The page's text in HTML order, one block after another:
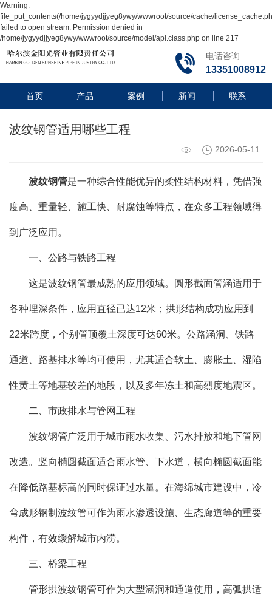
Warning:
file_put_contents(/home/jygyydjjyeg8ywy/wwwroot/source/cache/
failed to open stream: Permission denied in
/home/jygyydjjyeg8ywy/wwwroot/source/model/api.class.php on line 217
电话咨询
13351008912
首页 产品 案例 新闻 联系
波纹钢管适用哪些工程
2026-05-11
波纹钢管是一种综合性能优异的柔性结构材料，凭借强
度高、重量轻、施工快、耐腐蚀等特点，在众多工程领域得
到广泛应用。
一、公路与铁路工程
这是波纹钢管最成熟的应用领域。圆形截面管涵适用于
各种埋深条件，应用直径已达12米；拱形结构成功应用到
22米跨度，个别管顶覆土深度可达60米。公路涵洞、铁路
通道、路基排水等均可使用，尤其适合软土、膨胀土、湿陷
性黄土等地基较差的地段，以及多年冻土和高烈度地震区。
二、市政排水与管网工程
波纹钢管广泛用于城市雨水收集、污水排放和地下管网
改造。竖向椭圆截面适合雨水管、下水道，横向椭圆截面能
在降低路基标高的同时保证过水量。在海绵城市建设中，冷
弯成形钢制波纹管可作为雨水渗透设施、生态廊道等的重要
构件，有效缓解城市内涝。
三、桥梁工程
管形拱波纹钢管可作为大型涵洞和通道使用，高弧拱适